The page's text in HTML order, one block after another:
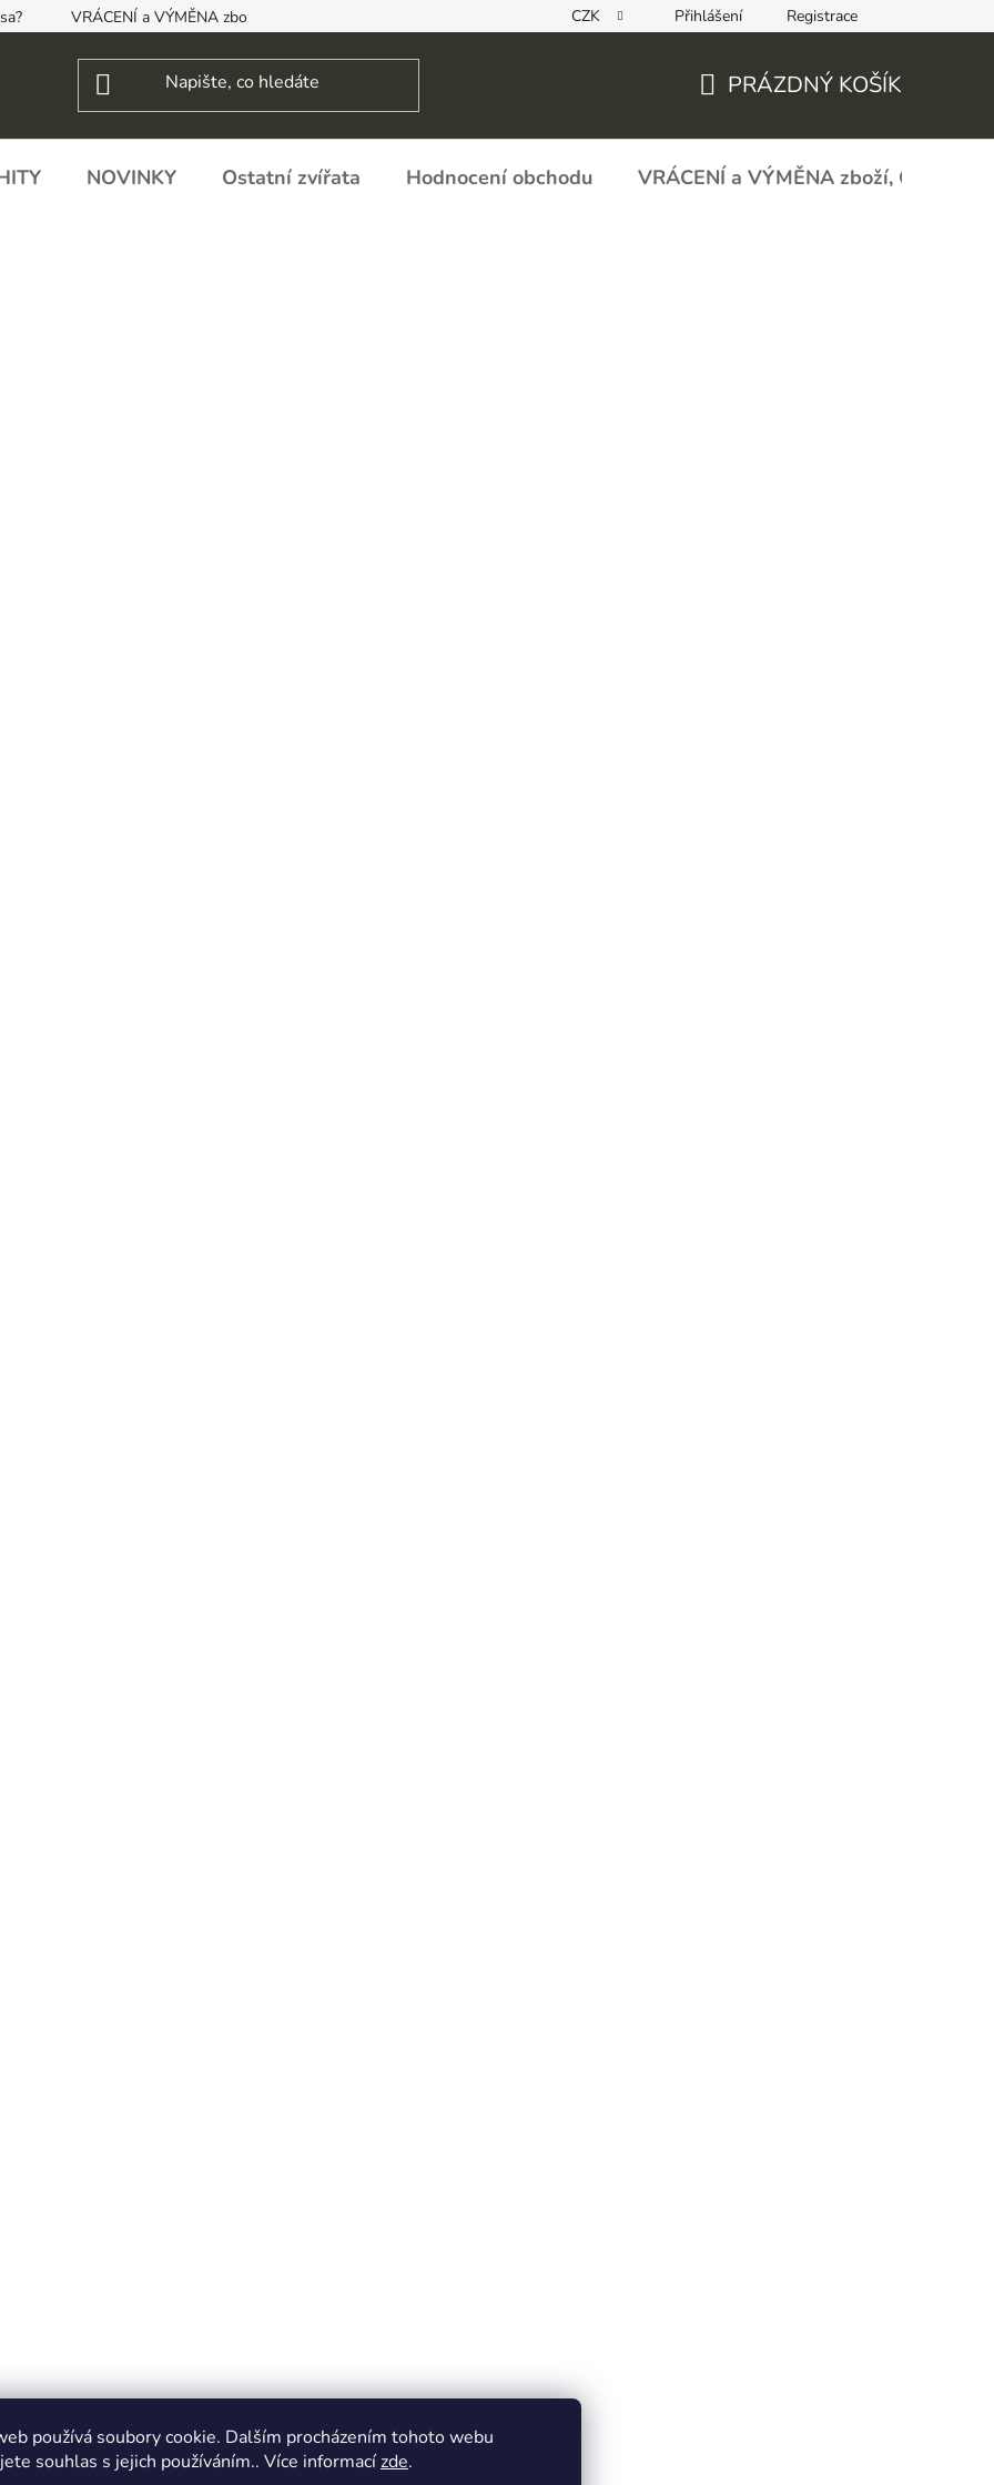
používá soubory cookie. Dalším procházením tohoto webu
souhlas s jejich používáním.. Více informacízde.
VRÁCENÍ a VÝMĚNA zboží, ODSTOUPENÍ OD SMLOUVY REKLAMAČNÍ FORMULÁŘ - zboží s vadou
CZK Přihlášení Registrace
KOŠÍK
PRÁZDNÝ KOŠÍK
NOVINKY Ostatní zvířata Hodnocení obchodu VRÁCENÍ a VÝMĚNA zboží,